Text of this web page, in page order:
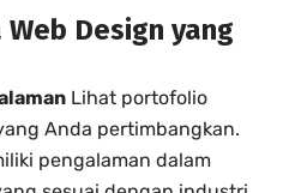
Web Design yang
Lihat portofolio
Anda pertimbangkan.
pengalaman dalam